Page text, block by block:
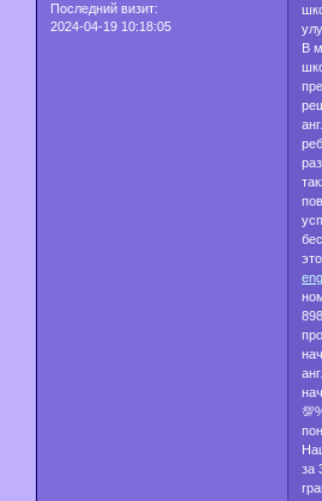
Последний визит:
2024-04-19 10:18:05
В
за